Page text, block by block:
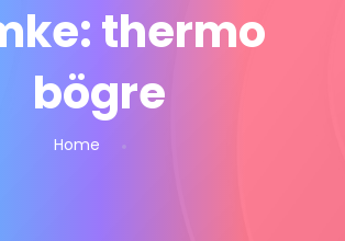
thermo
bögre
Home